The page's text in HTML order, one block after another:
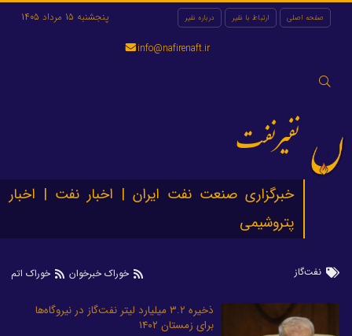
صفحه اصلی ارتباط با نفیر درباره نفیر
جستجو
پنجشنبه 15 مرداد 1405
info@nafirenaft.ir
نفیرنفت
خبرگزاری صنعت نفت ایران | اخبار نفت | اخبار
پتروشیمی
نفت‌گاز خوراک خبرخوان خوراک اتم
ذخیره ۳.۲ میلیارد لیتر نفت‌گاز در نیروگاه‌ها
برای زمستان ۱۴۰۲